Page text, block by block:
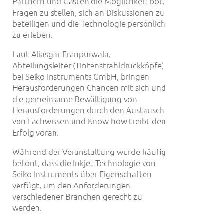
Fragen zu stellen, sich an Diskussionen zu
beteiligen und die Technologie persönlich
zu erleben.
Laut Aliasgar Eranpurwala,
Abteilungsleiter (Tintenstrahldruckköpfe)
bei Seiko Instruments GmbH, bringen
Herausforderungen Chancen mit sich und
die gemeinsame Bewältigung von
Herausforderungen durch den Austausch
von Fachwissen und Know-how treibt den
Erfolg voran.
Während der Veranstaltung wurde häufig
betont, dass die Inkjet-Technologie von
Seiko Instruments über Eigenschaften
verfügt, um den Anforderungen
verschiedener Branchen gerecht zu
werden.